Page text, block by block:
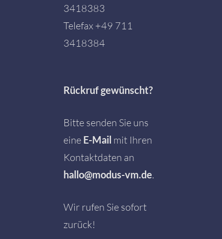
3418383
Telefax +49 711
3418384
Rückruf gewünscht?
Bitte senden Sie uns
eine E-Mail mit Ihren
Kontaktdaten an
hallo@modus-vm.de.
Wir rufen Sie sofort
zurück!